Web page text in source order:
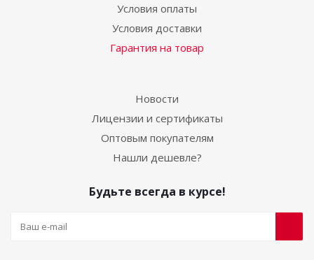
Условия оплаты
Условия доставки
Гарантия на товар
Новости
Лицензии и сертификаты
Оптовым покупателям
Нашли дешевле?
Будьте всегда в курсе!